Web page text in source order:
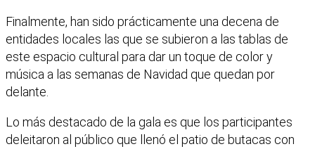
Finalmente, han sido prácticamente una decena de
entidades locales las que se subieron a las tablas de
este espacio cultural para dar un toque de color y
música a las semanas de Navidad que quedan por
delante.
Lo más destacado de la gala es que los participantes
deleitaron al público que llenó el patio de butacas con